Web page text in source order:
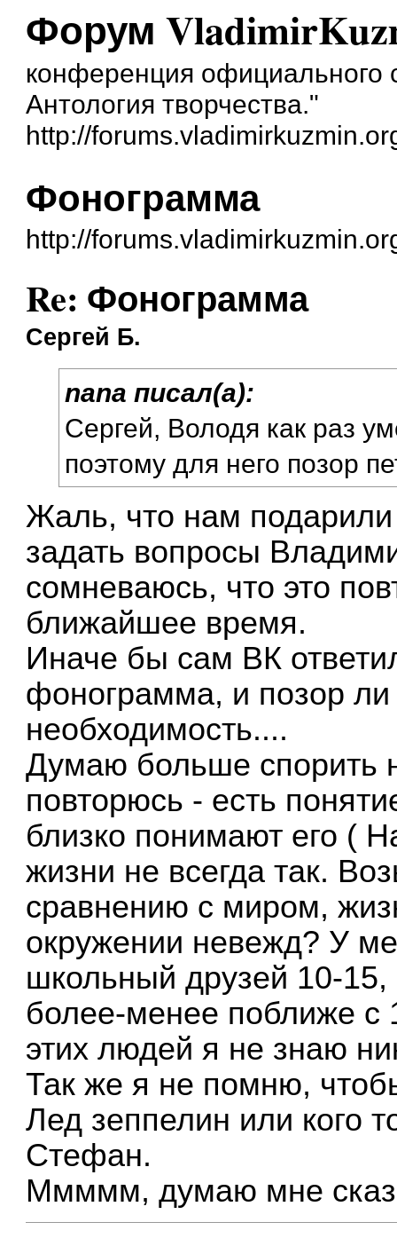
Форум
конференция официального
Антология творчества."
http://
Фонограмма
http://
Re: Фонограмма
Сергей Б.
nana писал(а):
Сергей, Володя как раз
поэтому для него позор
Жаль, что нам
задать вопросы
сомневаюсь, что это
ближайшее время.
Иначе бы сам ВК
фонограмма, и позор ли
необходимость....
Думаю больше спорить
повторюсь - есть
близко понимают его (
жизни не всегда так.
сравнению с миром,
окружении невежд? У
школьный друзей 10-
более-менее поближе с
этих людей я не знаю
Так же я не помню,
Лед зеппелин или кого
Стефан.
Ммммм, думаю мне